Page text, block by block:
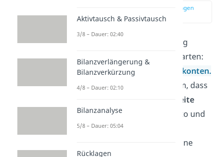
zur Stelle im Video springen
(00:39)
In der doppelten Buchführung
arbeitest du mit zwei Kontenarten:
Bestandskonten
Erfolgskonten.
Die Konten haben gemeinsam, dass
Soll- und Haben-Seite
geteilt werden — also in Konto und
Gegenkonto. Bestands- und
Erfolgskonto haben jeweils eine
Aktivtausch & Passivtausch
3/8 – Dauer: 02:40
Bilanzverlängerung &
Bilanzverkürzung
4/8 – Dauer: 02:10
Bilanzanalyse
5/8 – Dauer: 05:04
Rücklagen